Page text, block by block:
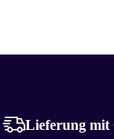
Lieferung mit